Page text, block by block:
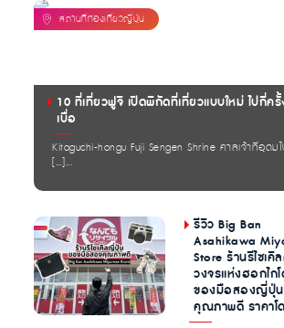
10 ที่เที่ยวฟูจิ เปิดพิกัดที่เที่ยวแบบใหม่ ไปกี่ครั้
เบื่อ
Kitaguchi-hongu Fuji Sengen Shrine ศาลเจ้าที่อุดม
[…]...
รีวิว Big Ban
Asahikawa
Store ร้านรีไซเคิ
วงจรแห่งฮอกไก
ของมือสองญี่ปุ่น
คุณภาพดี ราคาโ